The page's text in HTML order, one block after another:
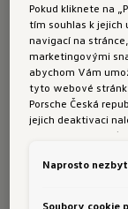
pohodlně, ale
flexibilní.
sedadluje
objem
variantě
Na přání
Pokud kliknete na
tím souhlas k jejich
navigací na
marketingovými
abychom Vám
tyto webové
Porsche Česká
jejich deaktivaci
části této stránky).
Naprosto
Soubory cookie